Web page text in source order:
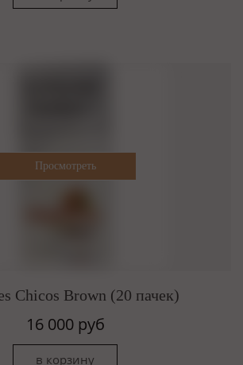
Chicos Brown (20 пачек)
16 000 руб